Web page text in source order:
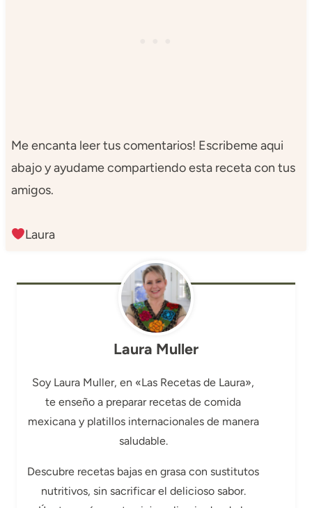
Me encanta leer tus comentarios! Escribeme aqui
abajo y ayudame compartiendo esta receta con tus
amigos.
Laura
Laura Muller
Soy Laura Muller, en «Las Recetas de Laura»,
te enseño a preparar recetas de comida
mexicana y platillos internacionales de manera
saludable.
Descubre recetas bajas en grasa con sustitutos
nutritivos, sin sacrificar el delicioso sabor.